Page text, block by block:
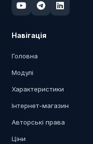
Навігація
Головна
Модулі
Характеристики
Інтернет-магазин
Авторські права
Ціни